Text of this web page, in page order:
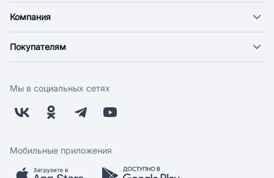
Компания
Новости
Поставщикам
Заводчикам
Обратная связь
Покупателям
Оплата
Бонусная программа
Скидки и акции
Мы в социальных сетях
Мобильные приложения